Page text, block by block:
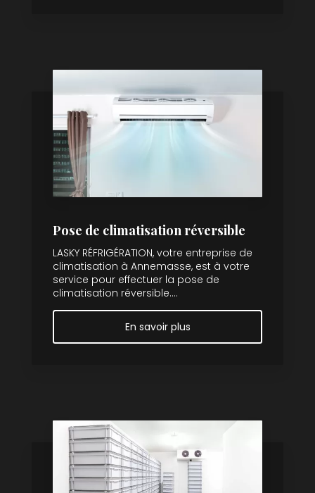
Pose de climatisation réversible
LASKY RÉFRIGÉRATION, votre entreprise de
climatisation à Annemasse, est à votre
service pour effectuer la pose de
climatisation réversible....
En savoir plus